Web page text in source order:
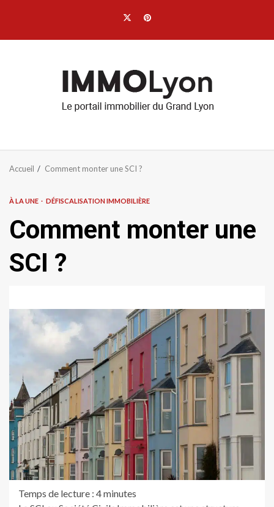
TwitterPinterest
Accueil Comment monter une SCI ?
À LA UNE DÉFISCALISATION IMMOBILIÈRE
Comment monter une
SCI ?
Temps de lecture : 4minutes